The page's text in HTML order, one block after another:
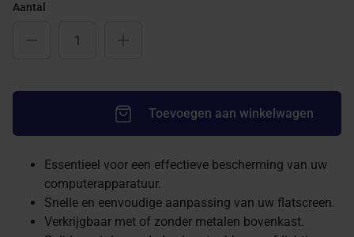
Aantal
Toevoegen aan winkelwagen
Essentieel voor een effectieve bescherming van uw
computerapparatuur.
Snelle en eenvoudige aanpassing van uw flatscreen.
Verkrijgbaar met of zonder metalen bovenkast.